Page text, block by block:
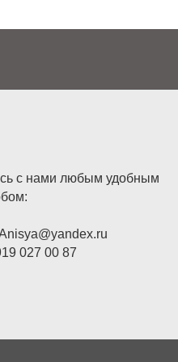
с нами любым удобным
027 00 87